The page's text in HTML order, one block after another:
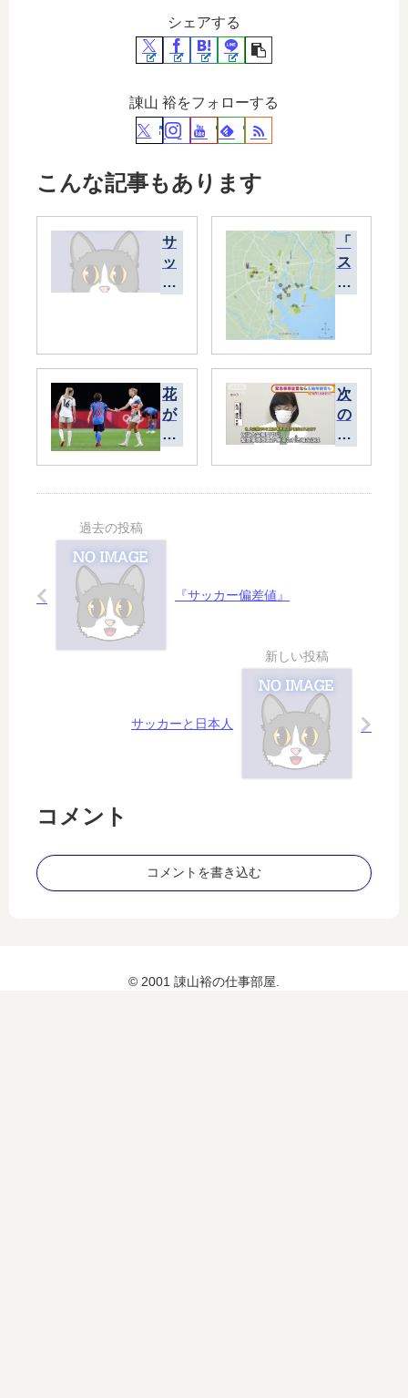
シェアする
諌山 裕をフォローする
こんな記事もあります
サ
ッ
カ
の
珍
事
「
ス
ポ
取
り
組
み
も
花
が
咲
く
こ
次
の
緊
態
『サッカー偏差値』
サッカーと日本人
コメント
コメントを書き込む
© 2001 諌山裕の仕事部屋.